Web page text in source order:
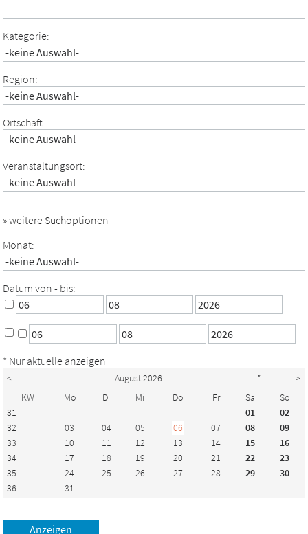
Kategorie:
Region:
Ortschaft:
Veranstaltungsort:
» weitere Suchoptionen
Monat:
Datum von - bis:
* Nur aktuelle anzeigen
< August 2026 *
>
KW
Mo Di Mi Do Fr Sa
So
31
01
02
32
03 04 05 06 07 08
09
33
10 11 12 13 14 15
16
34
17 18 19 20 21 22
23
35
24 25 26 27 28 29
30
36
31